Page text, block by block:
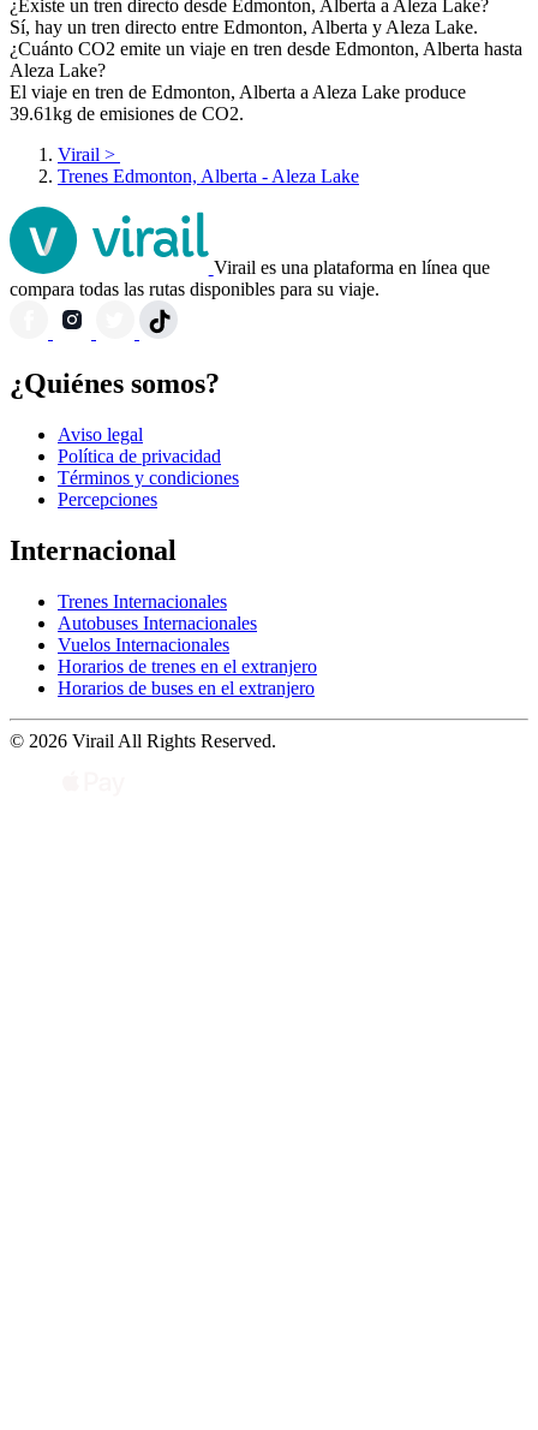
¿Existe un tren directo desde Edmonton, Alberta a Aleza Lake?
Sí, hay un tren directo entre Edmonton, Alberta y Aleza Lake.
¿Cuánto CO2 emite un viaje en tren desde Edmonton, Alberta hasta
Aleza Lake?
El viaje en tren de Edmonton, Alberta a Aleza Lake produce
39.61kg de emisiones de CO2.
Virail >
Trenes Edmonton, Alberta - Aleza Lake
Virail es una plataforma en línea que
compara todas las rutas disponibles para su viaje.
¿Quiénes somos?
Aviso legal
Política de privacidad
Términos y condiciones
Percepciones
Internacional
Trenes Internacionales
Autobuses Internacionales
Vuelos Internacionales
Horarios de trenes en el extranjero
Horarios de buses en el extranjero
© 2026 Virail All Rights Reserved.